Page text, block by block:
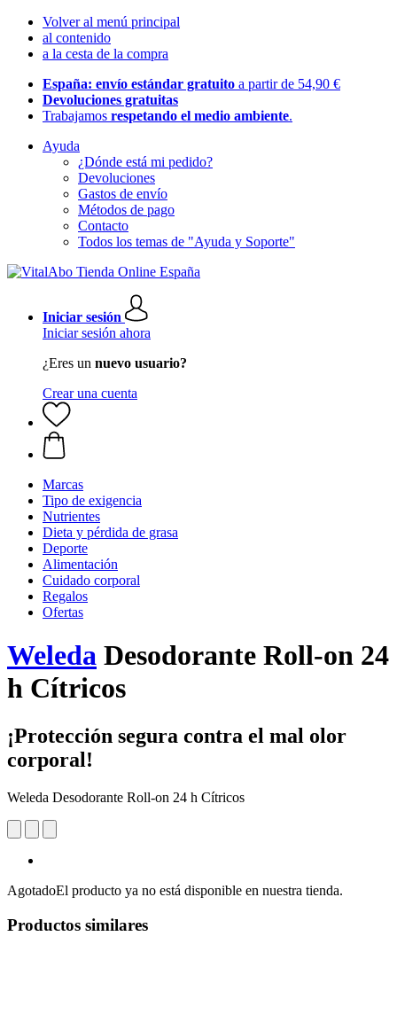
Volver al menú principal
al contenido
a la cesta de la compra
España: envío estándar gratuito a partir de 54,90 €
Devoluciones gratuitas
Trabajamos respetando el medio ambiente.
Ayuda
¿Dónde está mi pedido?
Devoluciones
Gastos de envío
Métodos de pago
Contacto
Todos los temas de "Ayuda y Soporte"
Iniciar sesión
Iniciar sesión ahora
¿Eres un nuevo usuario?
Crear una cuenta
Marcas
Tipo de exigencia
Nutrientes
Dieta y pérdida de grasa
Deporte
Alimentación
Cuidado corporal
Regalos
Ofertas
Weleda Desodorante Roll-on 24
h Cítricos
¡Protección segura contra el mal olor
corporal!
Weleda Desodorante Roll-on 24 h Cítricos
AgotadoEl producto ya no está disponible en nuestra tienda.
Productos similares